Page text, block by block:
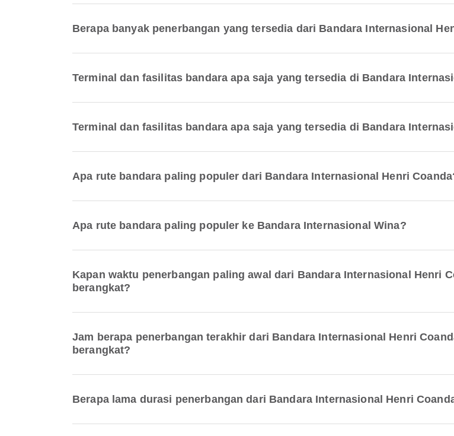
Berapa banyak penerbangan yang tersedia dari Bandara Internasional
Terminal dan fasilitas bandara apa saja yang tersedia di Bandara
Terminal dan fasilitas bandara apa saja yang tersedia di Bandara
Apa rute bandara paling populer dari Bandara Internasional Henri
Apa rute bandara paling populer ke Bandara Internasional Wina?
Kapan waktu penerbangan paling awal dari Bandara Internasional Henri
berangkat?
Jam berapa penerbangan terakhir dari Bandara Internasional Henri
berangkat?
Berapa lama durasi penerbangan dari Bandara Internasional Henri